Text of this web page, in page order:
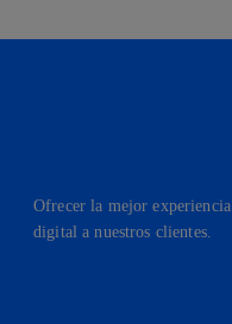
Ofrecer la mejor experiencia
digital a nuestros clientes.